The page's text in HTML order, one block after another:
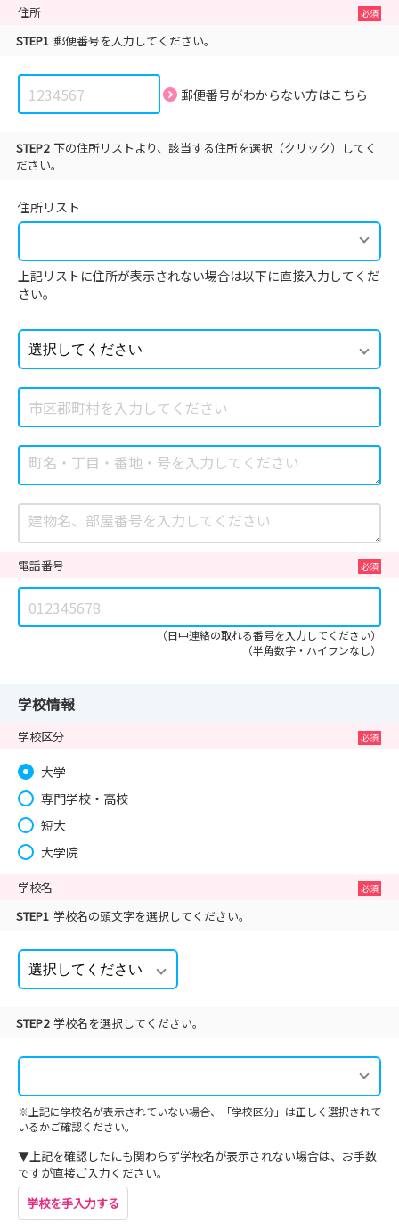
住所
STEP1 郵便番号を入力してください。
郵便番号がわからない方はこちら
STEP2 下の住所リストより、該当する住所を選択（クリック）してく
ださい。
住所リスト
上記リストに住所が表示されない場合は以下に直接入力してくだ
さい。
電話番号
（日中連絡の取れる番号を入力してください）
（半角数字・ハイフンなし）
学校情報
学校区分
大学
専門学校・高校
短大
大学院
学校名
STEP1 学校名の頭文字を選択してください。
STEP2 学校名を選択してください。
※上記に学校名が表示されていない場合、「学校区分」は正しく選択されて
いるかご確認ください。
▼上記を確認したにも関わらず学校名が表示されない場合は、お手数
ですが直接ご入力ください。
学校を手入力する